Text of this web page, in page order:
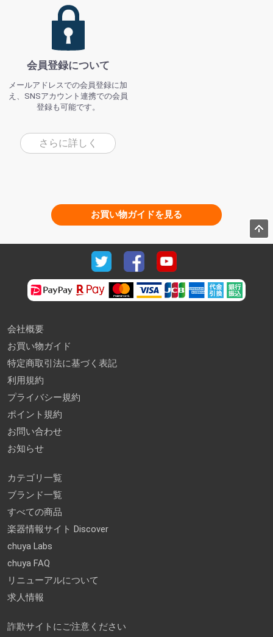
会員登録について
メールアドレスでの会員登録に加
え、SNSアカウント連携での会員
登録も可能です。
さらに詳しく
お買い物ガイドを見る
会社概要
お買い物ガイド
特定商取引法に基づく表記
利用規約
プライバシー規約
ポイント規約
お問い合わせ
お知らせ
カテゴリ一覧
ブランド一覧
すべての商品
楽器情報サイト Discover
chuya Labs
chuya FAQ
リニューアルについて
求人情報
詐欺サイトにご注意ください